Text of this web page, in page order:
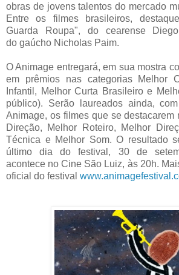
obras de jovens talentos do mercado
Entre os filmes brasileiros,
Guarda Roupa", do cearense
do gaúcho Nicholas Paim.
O Animage entregará, em sua mostra
em prêmios nas categorias Melhor
Infantil, Melhor Curta Brasileiro e
público). Serão laureados ainda,
Animage, os filmes que se destacarem
Direção, Melhor Roteiro, Melhor
Técnica e Melhor Som. O resultado
último dia do festival, 30 de
acontece no Cine São Luiz, às 20h.
oficial do festival